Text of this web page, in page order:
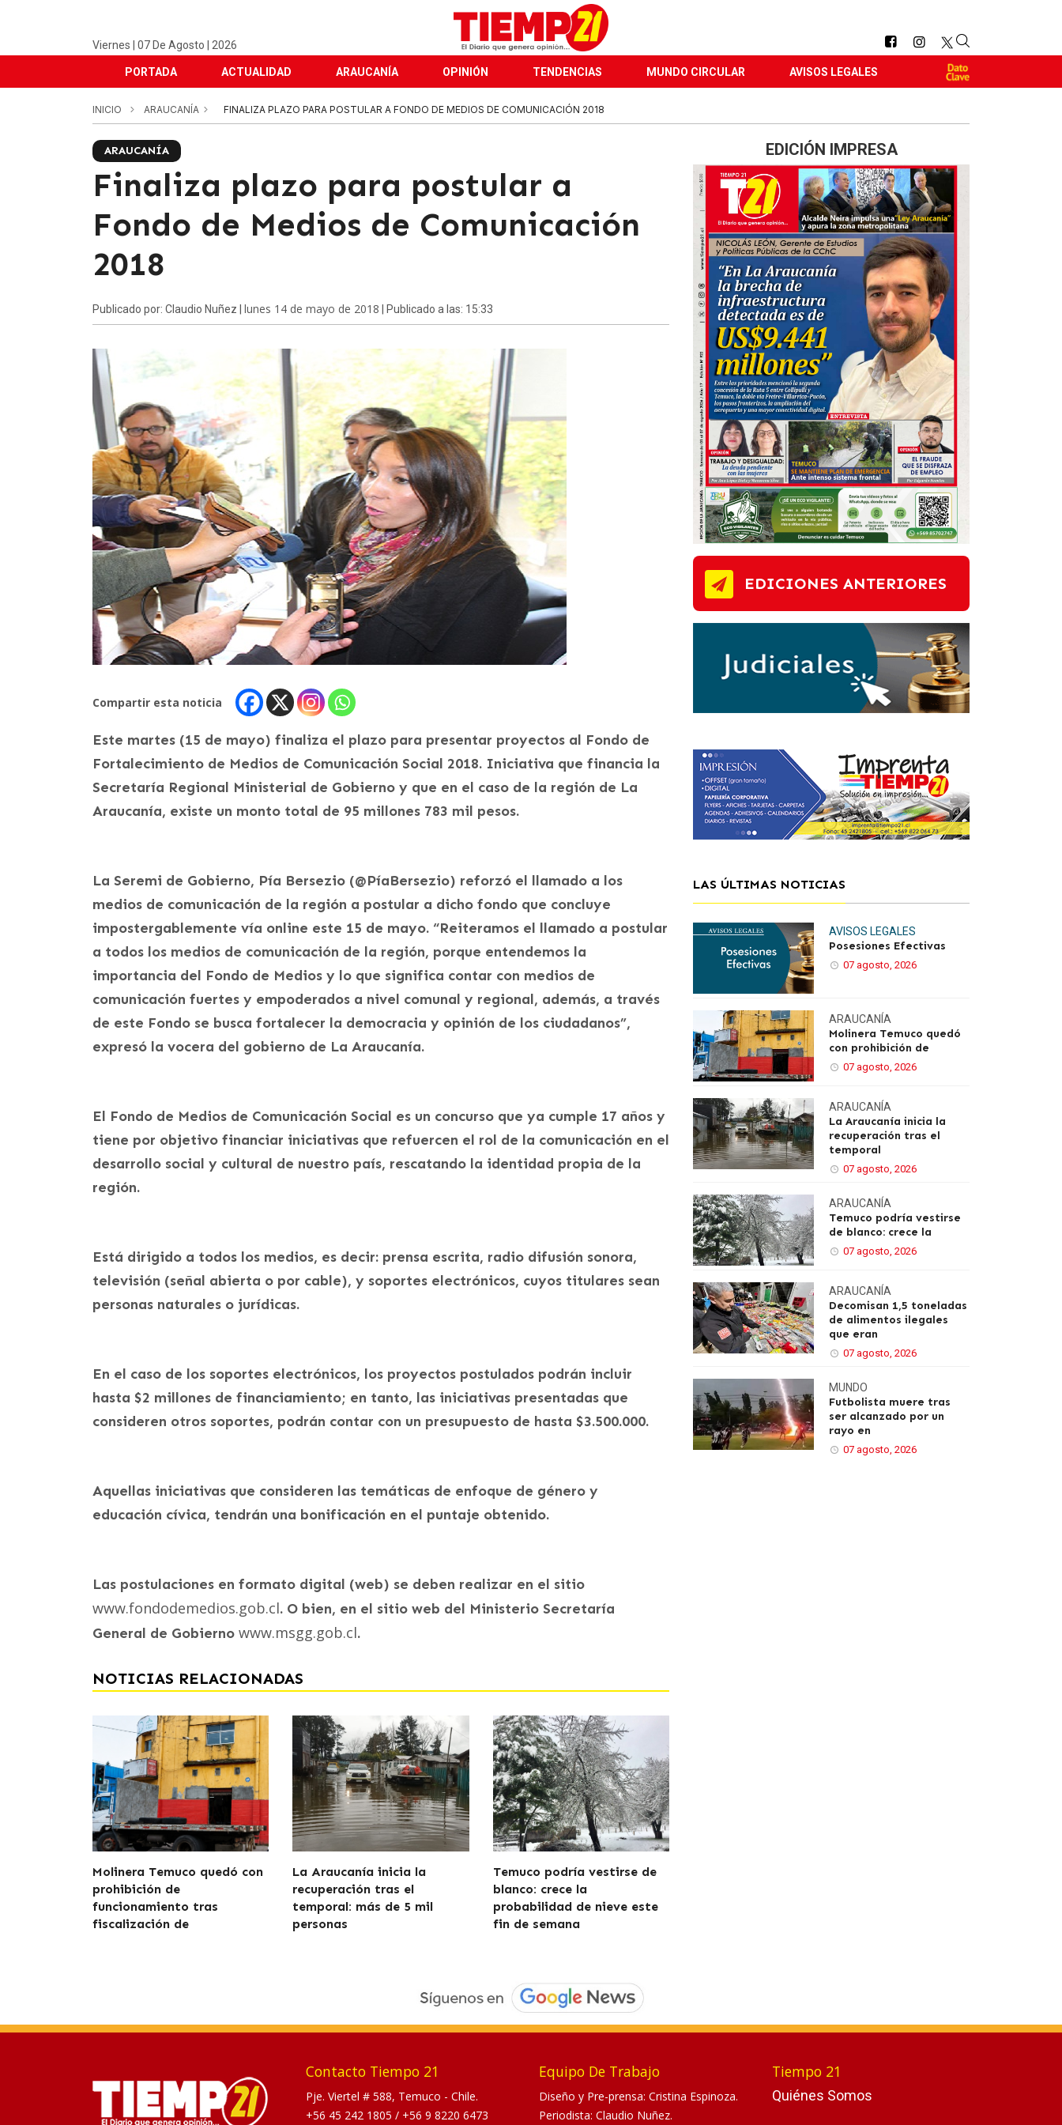
Viernes | 07 De Agosto | 2026
PORTADA ACTUALIDAD ARAUCANÍA OPINIÓN TENDENCIAS MUNDO CIRCULAR AVISOS LEGALES
INICIO ARAUCANÍA FINALIZA PLAZO PARA POSTULAR A FONDO DE MEDIOS DE COMUNICACIÓN 2018
ARAUCANÍA
Finaliza plazo para postular a
Fondo de Medios de Comunicación
2018
Publicado por: Claudio Nuñez | lunes 14 de mayo de 2018 | Publicado a las: 15:33
Compartir esta noticia
Este martes (15 de mayo) finaliza el plazo para presentar proyectos al Fondo de
Fortalecimiento de Medios de Comunicación Social 2018. Iniciativa que financia la
Secretaría Regional Ministerial de Gobierno y que en el caso de la región de La
Araucanía, existe un monto total de 95 millones 783 mil pesos.
La Seremi de Gobierno, Pía Bersezio (@PíaBersezio) reforzó el llamado a los
medios de comunicación de la región a postular a dicho fondo que concluye
impostergablemente vía online este 15 de mayo. “Reiteramos el llamado a postular
a todos los medios de comunicación de la región, porque entendemos la
importancia del Fondo de Medios y lo que significa contar con medios de
comunicación fuertes y empoderados a nivel comunal y regional, además, a través
de este Fondo se busca fortalecer la democracia y opinión de los ciudadanos”,
expresó la vocera del gobierno de La Araucanía.
El Fondo de Medios de Comunicación Social es un concurso que ya cumple 17 años y
tiene por objetivo financiar iniciativas que refuercen el rol de la comunicación en el
desarrollo social y cultural de nuestro país, rescatando la identidad propia de la
región.
Está dirigido a todos los medios, es decir: prensa escrita, radio difusión sonora,
televisión (señal abierta o por cable), y soportes electrónicos, cuyos titulares sean
personas naturales o jurídicas.
En el caso de los soportes electrónicos, los proyectos postulados podrán incluir
hasta $2 millones de financiamiento; en tanto, las iniciativas presentadas que
consideren otros soportes, podrán contar con un presupuesto de hasta $3.500.000.
Aquellas iniciativas que consideren las temáticas de enfoque de género y
educación cívica, tendrán una bonificación en el puntaje obtenido.
Las postulaciones en formato digital (web) se deben realizar en el sitio
www.fondodemedios.gob.cl. O bien, en el sitio web del Ministerio Secretaría
General de Gobierno www.msgg.gob.cl.
NOTICIAS RELACIONADAS
Molinera Temuco quedó con
prohibición de
funcionamiento tras
fiscalización de
La Araucanía inicia la
recuperación tras el
temporal: más de 5 mil
personas
Temuco podría vestirse de
blanco: crece la
probabilidad de nieve este
fin de semana
EDICIÓN IMPRESA
EDICIONES ANTERIORES
LAS ÚLTIMAS NOTICIAS
AVISOS LEGALES
Posesiones Efectivas
07 agosto, 2026
ARAUCANÍA
Molinera Temuco quedó
con prohibición de
07 agosto, 2026
ARAUCANÍA
La Araucanía inicia la
recuperación tras el
temporal
07 agosto, 2026
ARAUCANÍA
Temuco podría vestirse
de blanco: crece la
07 agosto, 2026
ARAUCANÍA
Decomisan 1,5 toneladas
de alimentos ilegales
que eran
07 agosto, 2026
MUNDO
Futbolista muere tras
ser alcanzado por un
rayo en
07 agosto, 2026
Contacto Tiempo 21
Pje. Viertel # 588, Temuco - Chile.
+56 45 242 1805 / +56 9 8220 6473
Equipo De Trabajo
Diseño y Pre-prensa: Cristina Espinoza.
Periodista: Claudio Nuñez.
Tiempo 21
Quiénes Somos